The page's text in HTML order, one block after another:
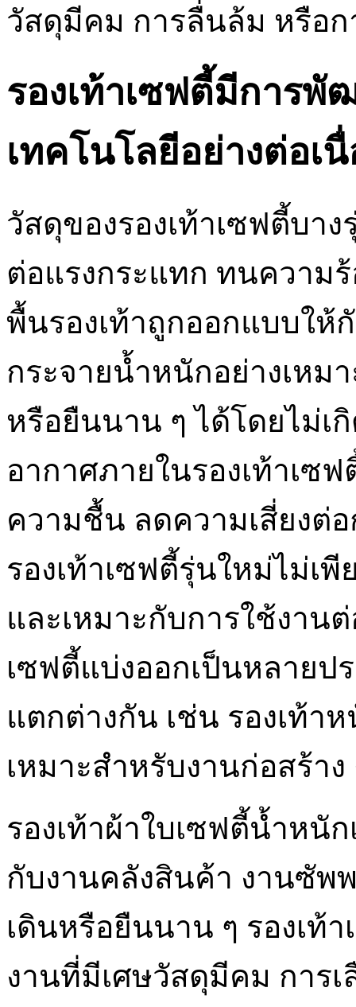
วัสดุมีคม การลื่นล้ม หรือก
รองเท้าเซฟตี้มีการ
เทคโนโลยีอย่างต่อเนื่
วัสดุของรองเท้าเซฟตี้บา
ต่อแรงกระแทก ทนความ
พื้นรองเท้าถูกออกแบบให้
กระจายน้ำหนักอย่างเหม
หรือยืนนาน ๆ ได้โดยไม่เ
อากาศภายในรองเท้าเซ
ความชื้น ลดความเสี่ยงต่
รองเท้าเซฟตี้รุ่นใหม่ไม่เ
และเหมาะกับการใช้งาน
เซฟตี้แบ่งออกเป็นหลายป
แตกต่างกัน เช่น รองเท้
เหมาะสำหรับงานก่อสร้า
รองเท้าผ้าใบเซฟตี้น้ำหนั
กับงานคลังสินค้า งานซัพ
เดินหรือยืนนาน ๆ รองเท้
งานที่มีเศษวัสดุมีคม การเ